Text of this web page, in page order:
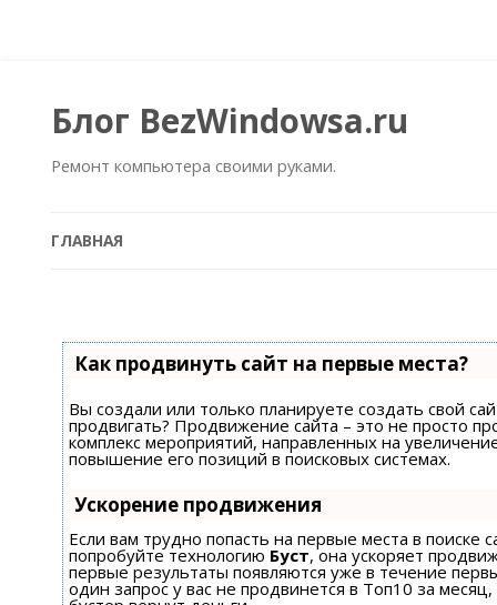
Блог BezWindowsa.ru
Ремонт компьютера своими руками.
ГЛАВНАЯ
Как продвинуть сайт на первые места?
Вы создали или только планируете создать свой
продвигать? Продвижение сайта – это не просто
комплекс мероприятий, направленных на
повышение его позиций в поисковых системах.
Ускорение продвижения
Если вам трудно попасть на первые места в поиске
попробуйте технологию Буст, она ускоряет
первые результаты появляются уже в течение
один запрос у вас не продвинется в Топ10 за